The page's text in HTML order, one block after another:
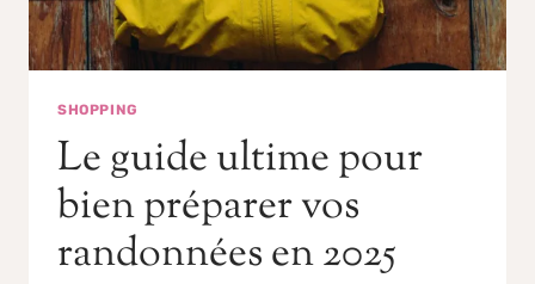
SHOPPING
Le guide ultime pour
bien préparer vos
randonnées en 2025